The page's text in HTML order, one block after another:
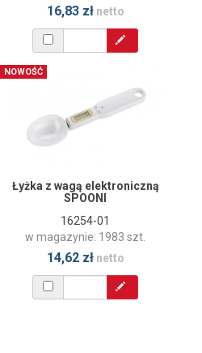
16,83 złnetto
NOWOŚĆ
Łyżka z wagą elektroniczną
SPOONI
16254-01
w magazynie: 1983 szt.
14,62 złnetto